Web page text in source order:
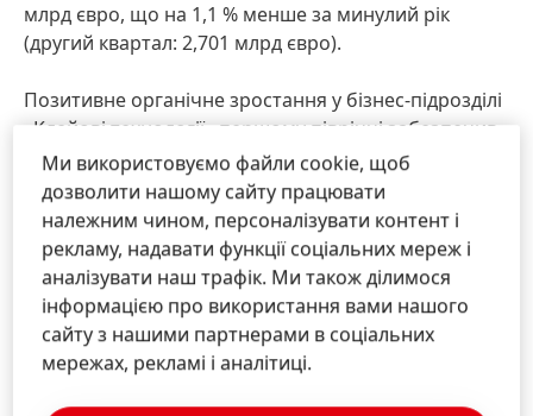
млрд євро, що на 1,1 % менше за минулий рік
(другий квартал: 2,701 млрд євро).
Позитивне органічне зростання у бізнес-підрозділі
«Клейові технології» першому півріччі забезпечив
насамперед напрям«Мобільність та
електроніка»який продемонстрував хороше
органічне зростання на рівні 2,8% (другий квартал:
+2,5 %). Це зростання було зумовлене двозначним
органічним приростом у сегменті «Електроніка» та
дуже сильним зростанням у сегменті «Товари для
промисловості». Водночас в автомобільному
сегменті відбувся спад через складну ринкову
Ми використовуємо файли cookie, щоб
дозволити нашому сайту працювати
належним чином, персоналізувати контент і
рекламу, надавати функції соціальних мереж і
аналізувати наш трафік. Ми також ділимося
інформацією про використання вами нашого
сайту з нашими партнерами в соціальних
мережах, рекламі і аналітиці.